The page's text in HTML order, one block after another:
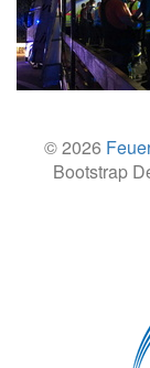
© 2026
Bootstrap